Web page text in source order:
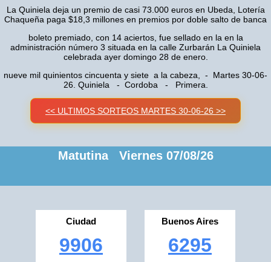
La Quiniela deja un premio de casi 73.000 euros en Ubeda, Lotería
Chaqueña paga $18,3 millones en premios por doble salto de banca
boleto premiado, con 14 aciertos, fue sellado en la en la
administración número 3 situada en la calle Zurbarán La Quiniela
celebrada ayer domingo 28 de enero.
nueve mil quinientos cincuenta y siete a la cabeza, - Martes 30-06-
26. Quiniela - Cordoba - Primera.
<< ULTIMOS SORTEOS MARTES 30-06-26 >>
Matutina Viernes 07/08/26
Ciudad
9906
Buenos Aires
6295